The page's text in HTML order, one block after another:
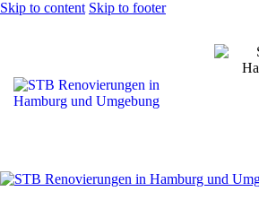
Skip to content Skip to footer